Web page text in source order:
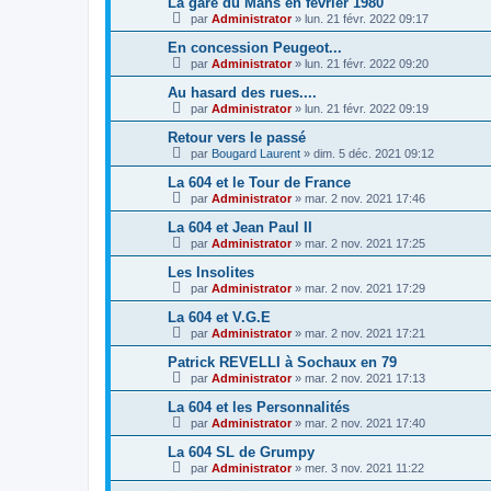
par Administrator» lun. 21 févr. 2022 09:17
En concession Peugeot...
par Administrator» lun. 21 févr. 2022 09:20
Au hasard des rues....
par Administrator» lun. 21 févr. 2022 09:19
Retour vers le passé
par Bougard Laurent » dim. 5 déc. 2021 09:12
La 604 et le Tour de France
par Administrator» mar. 2 nov. 2021 17:46
La 604 et Jean Paul II
par Administrator» mar. 2 nov. 2021 17:25
Les Insolites
par Administrator» mar. 2 nov. 2021 17:29
La 604 et V.G.E
par Administrator» mar. 2 nov. 2021 17:21
Patrick REVELLI à Sochaux en 79
par Administrator» mar. 2 nov. 2021 17:13
La 604 et les Personnalités
par Administrator» mar. 2 nov. 2021 17:40
La 604 SL de Grumpy
par Administrator» mer. 3 nov. 2021 11:22